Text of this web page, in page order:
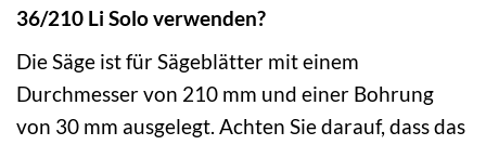
36/210 Li Solo verwenden?
Die Säge ist für Sägeblätter mit einem
Durchmesser von 210 mm und einer Bohrung
von 30 mm ausgelegt. Achten Sie darauf, dass das